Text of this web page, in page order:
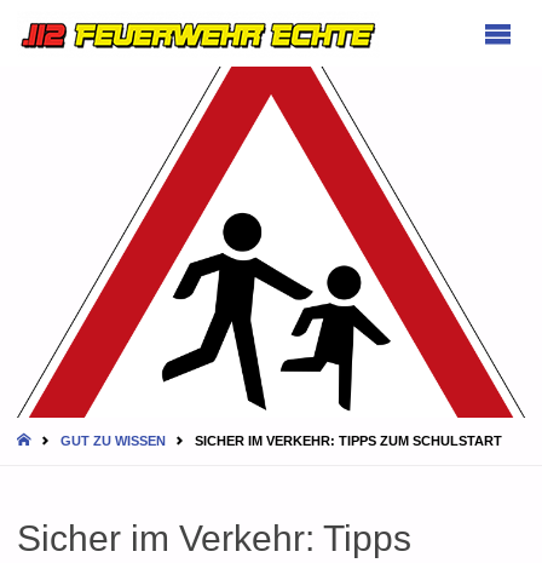
HOMEGUT ZU WISSEN SICHER IM VERKEHR: TIPPS ZUM SCHULSTART
Sicher im Verkehr: Tipps